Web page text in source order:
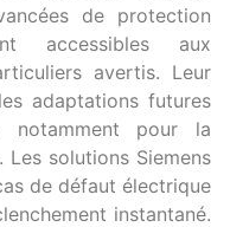
de protection
accessibles aux
avertis. Leur
adaptations futures
notamment pour la
Les solutions Siemens
de défaut électrique
instantané.